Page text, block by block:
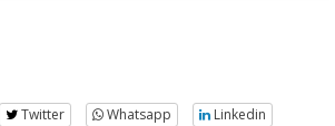
Twitter Whatsapp
Linkedin